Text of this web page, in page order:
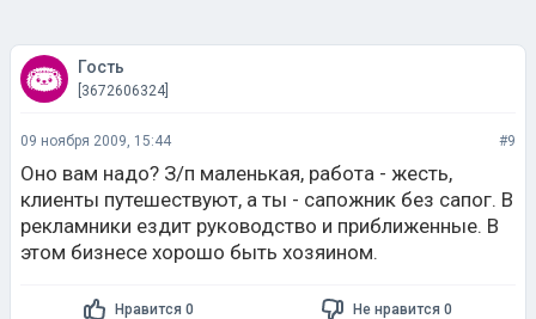
Гость
[3672606324]
09 ноября 2009, 15:44 #9
Оно вам надо? З/п маленькая, работа - жесть,
клиенты путешествуют, а ты - сапожник без сапог. В
рекламники ездит руководство и приближенные. В
этом бизнесе хорошо быть хозяином.
Нравится 0 Не нравится 0